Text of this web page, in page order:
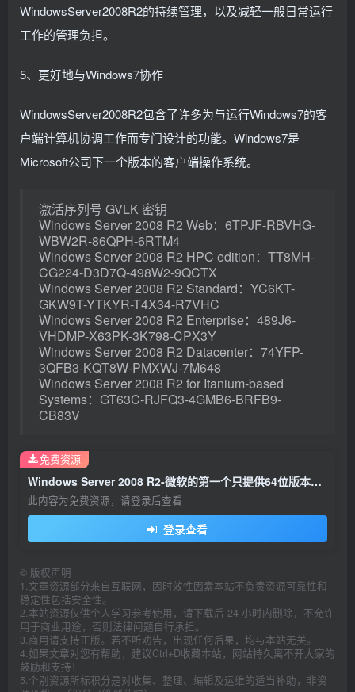
WindowsServer2008R2的持续管理，以及减轻一般日常运行
工作的管理负担。
5、更好地与Windows7协作
WindowsServer2008R2包含了许多为与运行Windows7的客
户端计算机协调工作而专门设计的功能。Windows7是
Microsoft公司下一个版本的客户端操作系统。
激活序列号 GVLK 密钥
Windows Server 2008 R2 Web：6TPJF-RBVHG-
WBW2R-86QPH-6RTM4
Windows Server 2008 R2 HPC edition：TT8MH-
CG224-D3D7Q-498W2-9QCTX
Windows Server 2008 R2 Standard：YC6KT-
GKW9T-YTKYR-T4X34-R7VHC
Windows Server 2008 R2 Enterprise：489J6-
VHDMP-X63PK-3K798-CPX3Y
Windows Server 2008 R2 Datacenter：74YFP-
3QFB3-KQT8W-PMXWJ-7M648
Windows Server 2008 R2 for Itanium-based
Systems：GT63C-RJFQ3-4GMB6-BRFB9-
CB83V
Windows Server 2008 R2-微软的第一个只提供64位版本的服务器操作系统
此内容为免费资源，请登录后查看
登录查看
免费资源
© 版权声明
1.文章资源部分来自互联网，因时效性因素本站不负责资源可靠性和
稳定性包括安全性。
2.本站资源仅供个人学习参考使用，请下载后 24 小时内删除，不允许
用于商业用途，否则法律问题自行承担。
3.商用请支持正版。若不听劝告，出现任何后果，均与本站无关。
4.如果文章对您有帮助，建议Ctrl+D收藏本站，网站持久离不开大家的
鼓励和支持！
5.个别资源所标积分是对收集、整理、编辑及运维的适当补助，非资